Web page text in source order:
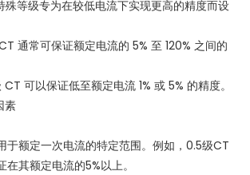
殊等级专为在较低电流下实现更高的精度而设
通常可保证额定电流的 5% 至 120% 之间的
可以保证低至额定电流 1% 或 5% 的精度。
素
额定一次电流的特定范围。 例如，0.5级CT
在其额定电流的5%以上。